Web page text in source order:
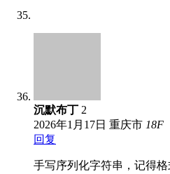
沉默布丁 2
2026年1月17日 重庆市 18F
回复
手写序列化字符串，记得格